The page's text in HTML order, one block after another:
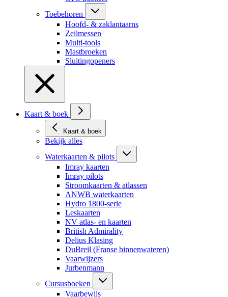
Toebehoren
Hoofd- & zaklantaarns
Zeilmessen
Multi-tools
Mastbroeken
Sluitingopeners
Kaart & boek
Kaart & boek
Bekijk alles
Waterkaarten & pilots
Imray kaarten
Imray pilots
Stroomkaarten & atlassen
ANWB waterkaarten
Hydro 1800-serie
Leskaarten
NV atlas- en kaarten
British Admirality
Delius Klasing
DuBreil (Franse binnenwateren)
Vaarwijzers
Jurbenmann
Cursusboeken
Vaarbewijs